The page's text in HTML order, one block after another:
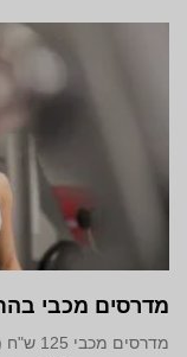
מדרסים מכבי